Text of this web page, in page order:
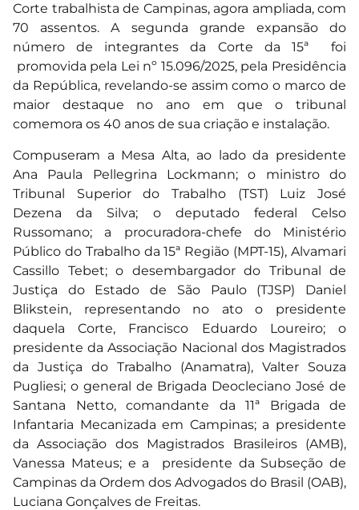
Corte trabalhista de Campinas, agora ampliada, com
70 assentos. A segunda grande expansão do
número de integrantes da Corte da 15ª foi
promovida pela Lei nº 15.096/2025, pela Presidência
da República, revelando-se assim como o marco de
maior destaque no ano em que o tribunal
comemora os 40 anos de sua criação e instalação.
Compuseram a Mesa Alta, ao lado da presidente
Ana Paula Pellegrina Lockmann; o ministro do
Tribunal Superior do Trabalho (TST) Luiz José
Dezena da Silva; o deputado federal Celso
Russomano; a procuradora-chefe do Ministério
Público do Trabalho da 15ª Região (MPT-15), Alvamari
Cassillo Tebet; o desembargador do Tribunal de
Justiça do Estado de São Paulo (TJSP) Daniel
Blikstein, representando no ato o presidente
daquela Corte, Francisco Eduardo Loureiro; o
presidente da Associação Nacional dos Magistrados
da Justiça do Trabalho (Anamatra), Valter Souza
Pugliesi; o general de Brigada Deocleciano José de
Santana Netto, comandante da 11ª Brigada de
Infantaria Mecanizada em Campinas; a presidente
da Associação dos Magistrados Brasileiros (AMB),
Vanessa Mateus; e a presidente da Subseção de
Campinas da Ordem dos Advogados do Brasil (OAB),
Luciana Gonçalves de Freitas.